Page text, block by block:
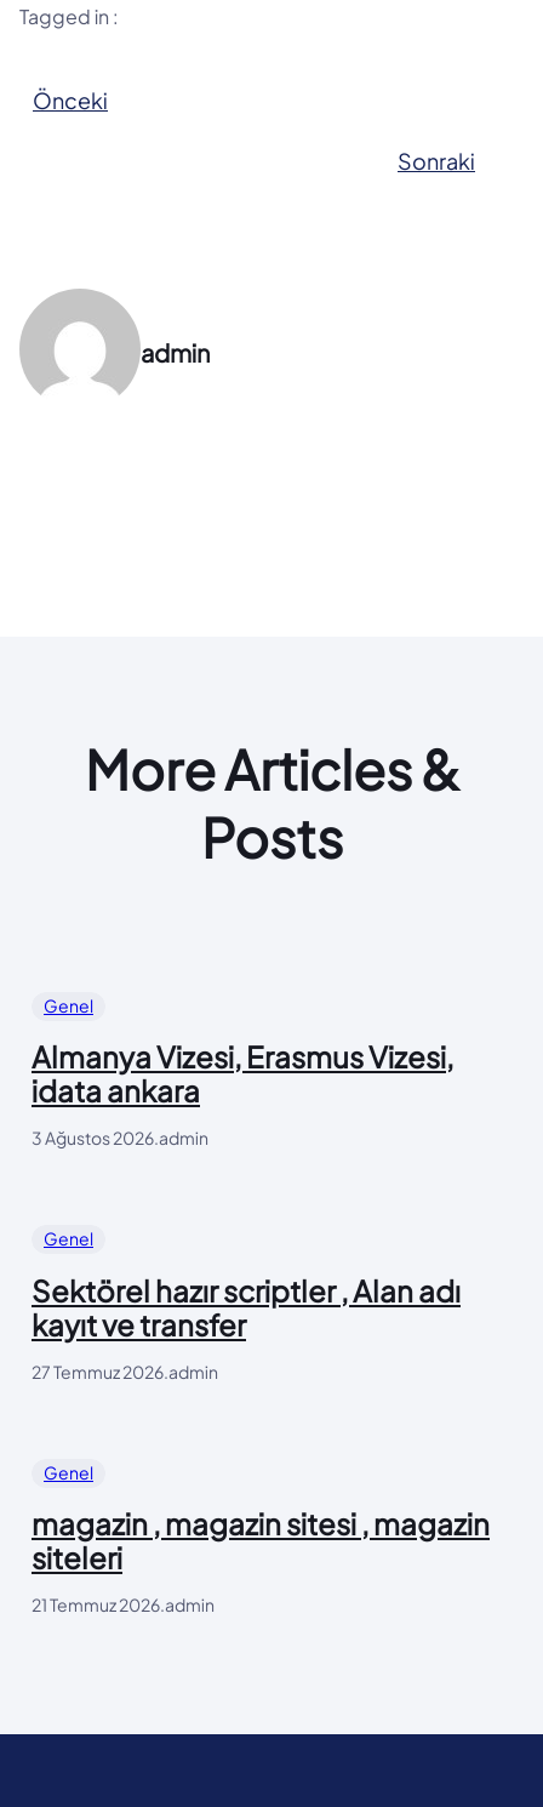
Tagged in :
Önceki
Sonraki
admin
More Articles &
Posts
Genel
Almanya Vizesi, Erasmus Vizesi,
idata ankara
3 Ağustos 2026.admin
Genel
Sektörel hazır scriptler , Alan adı
kayıt ve transfer
27 Temmuz 2026 admin
Genel
magazin , magazin sitesi , magazin
siteleri
21 Temmuz 2026 admin